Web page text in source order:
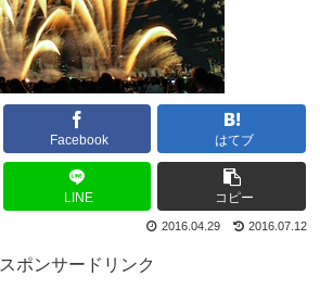
Facebook はてブ
LINE コピー
2016.07.12
2016.04.29
スポンサードリンク